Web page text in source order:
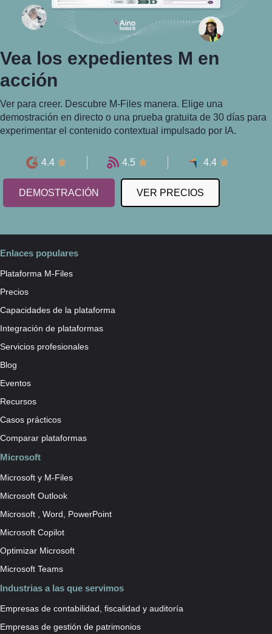
Vea los expedientes M en
acción
Ver para creer. Descubre M-Files manera. Elige una
demostración en directo o una prueba gratuita de 30 días para
experimentar el contenido contextual impulsado por IA.
4.4 4.5 4.4
DEMOSTRACIÓN VER PRECIOS
Enlaces populares
Plataforma M-Files
Precios
Capacidades de la plataforma
Integración de plataformas
Servicios profesionales
Blog
Eventos
Recursos
Casos prácticos
Comparar plataformas
Microsoft
Microsoft y M-Files
Microsoft Outlook
Microsoft , Word, PowerPoint
Microsoft Copilot
Optimizar Microsoft
Microsoft Teams
Industrias a las que servimos
Empresas de contabilidad, fiscalidad y auditoría
Empresas de gestión de patrimonios